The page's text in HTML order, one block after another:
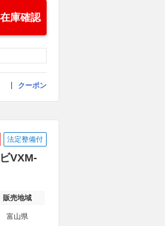
庫確認
クーポン
法定整備付
VXM-
販売地域
富山県